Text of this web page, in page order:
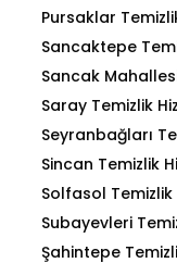
Pursaklar
Sancaktepe
Sancak
Saray Temizlik
Seyranbağları
Sincan Temizlik
Solfasol Temizlik
Subayevleri
Şahintepe